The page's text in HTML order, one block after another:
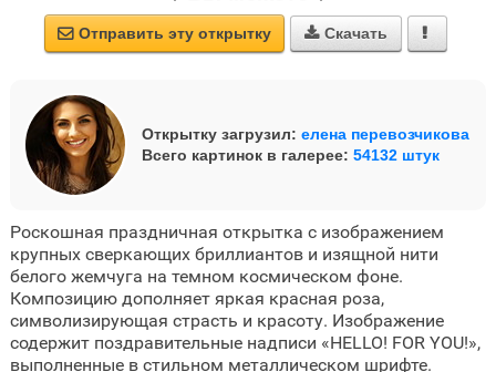
 Отправить эту открытку  Скачать 
Открытку загрузил: елена перевозчикова
Всего картинок в галерее: 54132 штук
Роскошная праздничная открытка с изображением
крупных сверкающих бриллиантов и изящной нити
белого жемчуга на темном космическом фоне.
Композицию дополняет яркая красная роза,
символизирующая страсть и красоту. Изображение
содержит поздравительные надписи «HELLO! FOR YOU!»,
выполненные в стильном металлическом шрифте.